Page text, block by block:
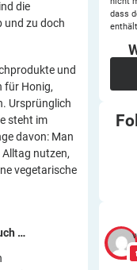
die
und zu doch
und
für Honig,
Ursprünglich
steht im
davon: Man
nutzen,
vegetarische
…
dass
enthält.